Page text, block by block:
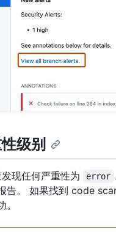
级别
现任何严重性为 error
告。 如果找到 code